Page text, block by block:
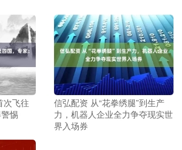
次飞往
惕
信弘配资 从“花拳绣腿”到生产
力，机器人企业全力争夺现实世
界入场券